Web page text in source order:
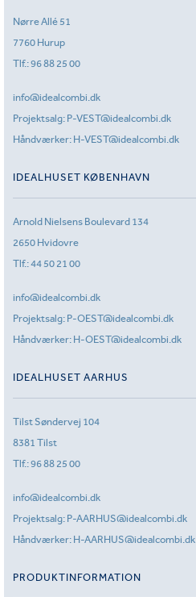
Nørre Allé 51
7760 Hurup
Tlf.:96 88 25 00
info@idealcombi.dk
Projektsalg: P-VEST@idealcombi.dk
Håndværker: H-VEST@idealcombi.dk
IDEALHUSET KØBENHAVN
Arnold Nielsens Boulevard 134
2650 Hvidovre
Tlf.:44 50 21 00
info@idealcombi.dk
Projektsalg: P-OEST@idealcombi.dk
Håndværker: H-OEST@idealcombi.dk
IDEALHUSET AARHUS
Tilst Søndervej 104
8381 Tilst
Tlf.:96 88 25 00
info@idealcombi.dk
Projektsalg: P-AARHUS@idealcombi.dk
Håndværker: H-AARHUS@idealcombi.dk
PRODUKTINFORMATION